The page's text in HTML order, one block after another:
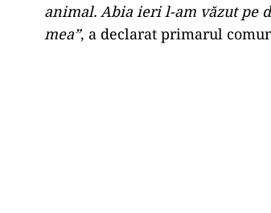
animal. Abia ieri l-am văzut pe
mea”, a declarat primarul